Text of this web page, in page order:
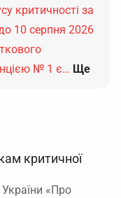
критичності за
10 серпня 2026
№ 1 є… Ще
критичної
«Про